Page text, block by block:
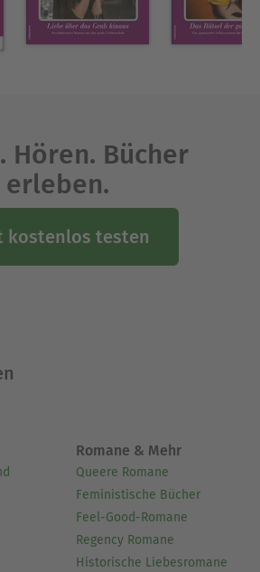
Hören. Bücher
erleben.
kostenlos testen
Romane & Mehr
Queere Romane
Feministische Bücher
Feel-Good-Romane
Regency Romane
Historische Liebesromane